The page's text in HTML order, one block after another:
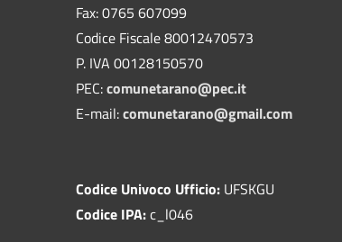
Fax: 0765 607099
Codice Fiscale 80012470573
P. IVA 00128150570
PEC:comunetarano@pec.it
E-mail:comunetarano@gmail.com
Codice Univoco Ufficio: UFSKGU
Codice IPA:c_l046